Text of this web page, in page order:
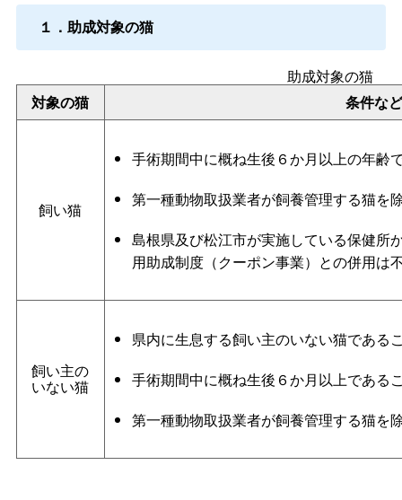
１．助成対象の猫
助成対象の猫
対象の猫
条件など
飼い猫
手術期間中に概ね生後６か月以上の年齢
第一種動物取扱業者が飼養管理する猫を
島根県及び松江市が実施している保健所
用助成制度（クーポン事業）との併用は
飼い主の
いない猫
県内に生息する飼い主のいない猫である
手術期間中に概ね生後６か月以上である
第一種動物取扱業者が飼養管理する猫を